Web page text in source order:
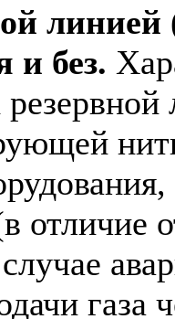
линией
и без.
отличие
газа